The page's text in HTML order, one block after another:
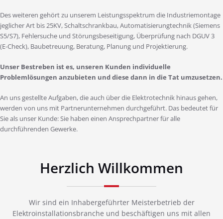
Des weiteren gehört zu unserem Leistungsspektrum die Industriemontage
jeglicher Art bis 25KV, Schaltschrankbau, Automatisierungtechnik (Siemens
S5/S7), Fehlersuche und Störungsbeseitigung, Überprüfung nach DGUV 3
(E-Check), Baubetreuung, Beratung, Planung und Projektierung.
Unser Bestreben ist es, unseren Kunden individuelle
Problemlösungen anzubieten und diese dann in die Tat umzusetzen.
An uns gestellte Aufgaben, die auch über die Elektrotechnik hinaus gehen,
werden von uns mit Partnerunternehmen durchgeführt. Das bedeutet für
Sie als unser Kunde: Sie haben einen Ansprechpartner für alle
durchführenden Gewerke.
Herzlich Willkommen
Wir sind ein Inhabergeführter Meisterbetrieb der
Elektroinstallationsbranche und beschäftigen uns mit allen